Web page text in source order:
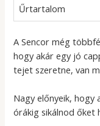
Űrtartalom
A Sencor még
hogy akár egy jó
tejet szeretne, van
Nagy előnyeik, hogy
órákig sikálnod őket